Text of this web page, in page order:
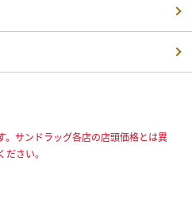
サンドラッグ各店の店頭価格とは異
さい。